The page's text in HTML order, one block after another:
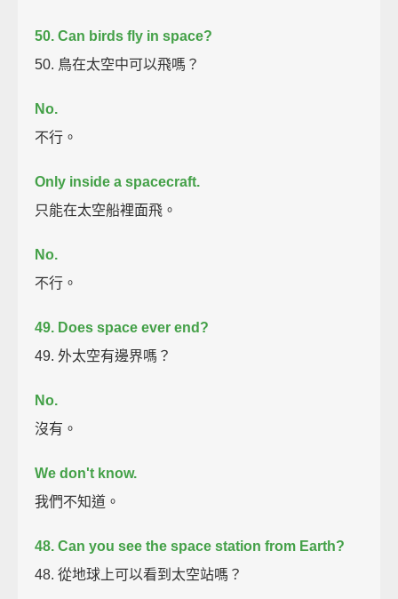
50. Can birds fly in space?
50. 鳥在太空中可以飛嗎？
No.
不行。
Only inside a spacecraft.
只能在太空船裡面飛。
No.
不行。
49. Does space ever end?
49. 外太空有邊界嗎？
No.
沒有。
We don't know.
我們不知道。
48. Can you see the space station from Earth?
48. 從地球上可以看到太空站嗎？